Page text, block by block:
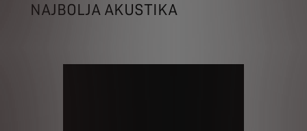
NAJBOLJA AKUSTIKA